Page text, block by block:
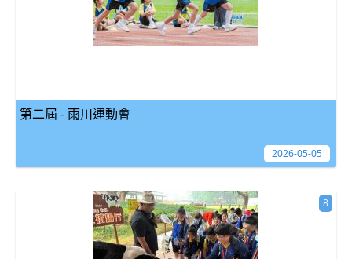
第二屆 - 雨川運動會
2026-05-05
8